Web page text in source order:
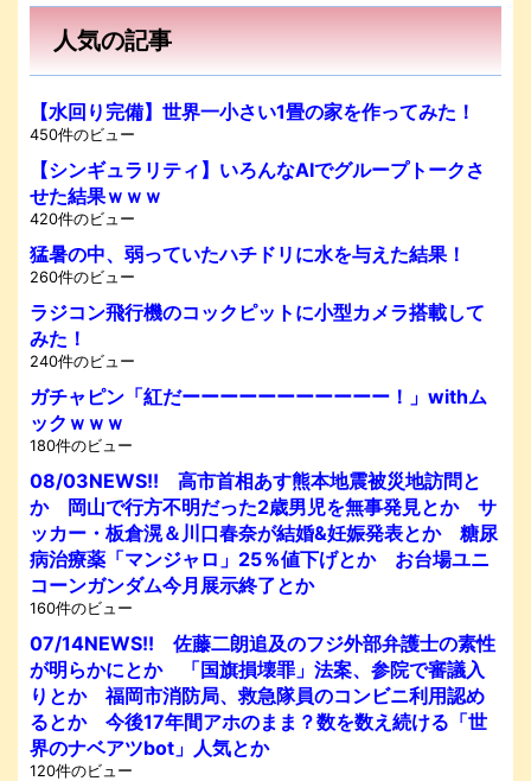
人気の記事
【水回り完備】世界一小さい1畳の家を作ってみた！
450件のビュー
【シンギュラリティ】いろんなAIでグループトークさ
せた結果ｗｗｗ
420件のビュー
猛暑の中、弱っていたハチドリに水を与えた結果！
260件のビュー
ラジコン飛行機のコックピットに小型カメラ搭載して
みた！
240件のビュー
ガチャピン「紅だーーーーーーーーーーー！」withム
ックｗｗｗ
180件のビュー
08/03NEWS!! 高市首相あす熊本地震被災地訪問と
か 岡山で行方不明だった2歳男児を無事発見とか サ
ッカー・板倉滉＆川口春奈が結婚&妊娠発表とか 糖尿
病治療薬「マンジャロ」25％値下げとか お台場ユニ
コーンガンダム今月展示終了とか
160件のビュー
07/14NEWS!! 佐藤二朗追及のフジ外部弁護士の素性
が明らかにとか 「国旗損壊罪」法案、参院で審議入
りとか 福岡市消防局、救急隊員のコンビニ利用認め
るとか 今後17年間アホのまま？数を数え続ける「世
界のナベアツbot」人気とか
120件のビュー